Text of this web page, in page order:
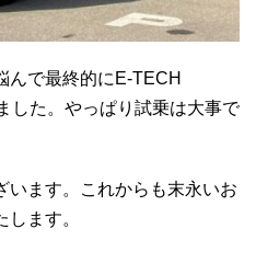
んで最終的にE-TECH
した。やっぱり試乗は大事で
います。これからも末永いお
ます。